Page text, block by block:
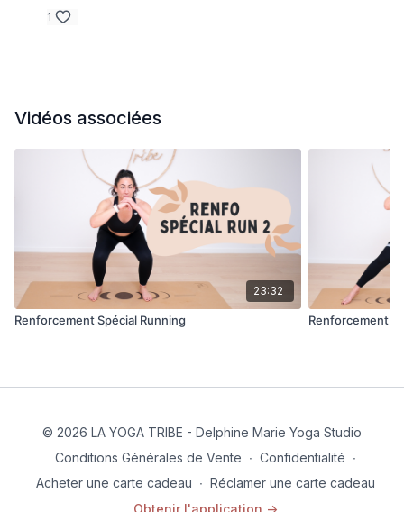
1
Vidéos associées
23:32
Renforcement Spécial Running Renforcement
© 2026 LA YOGA TRIBE - Delphine Marie Yoga Studio
Conditions Générales de Vente ∙ Confidentialité ∙
Acheter une carte cadeau ∙ Réclamer une carte cadeau